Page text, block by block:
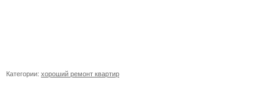
Категории: хороший ремонт квартир